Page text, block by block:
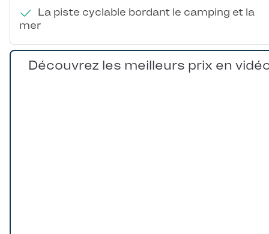
La piste cyclable bordant le camping et la
mer
Découvrez les meilleurs prix en